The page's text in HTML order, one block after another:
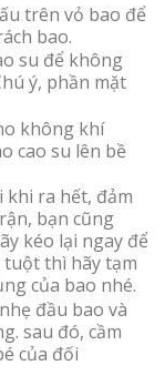
trên vỏ bao để
bao.
su để không
ý, phần mặt
không khí
cao su lên bề
khi ra hết, đảm
bạn cũng
kéo lại ngay để
thì hãy tạm
của bao nhé.
đầu bao và
sau đó, cầm
của đối